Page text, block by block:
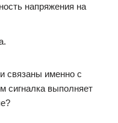
напряжения на
связаны именно с
сигналка выполняет